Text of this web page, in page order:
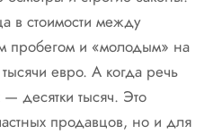
в стоимости между
пробегом и «молодым» на
евро. А когда речь
десятки тысяч. Это
продавцов, но и для